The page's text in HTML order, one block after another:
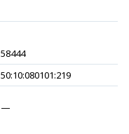
58444
50:10:080101:219
—